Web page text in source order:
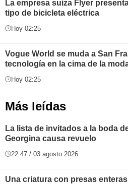
La empresa suiza Flyer
tipo de bicicleta eléctrica
Hoy 02:25
Vogue World se muda a San
tecnología en la cima de la
Hoy 02:25
Más leídas
La lista de invitados a la boda
Georgina causa revuelo
22:47 / 03 agosto 2026
Una criatura con presas enteras